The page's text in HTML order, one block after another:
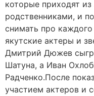
которые приходят
родственниками, и
снимать про
якутские актеры и
Дмитрий Дюжев
Шатуна, а Иван
Радченко.После
участием актеров и